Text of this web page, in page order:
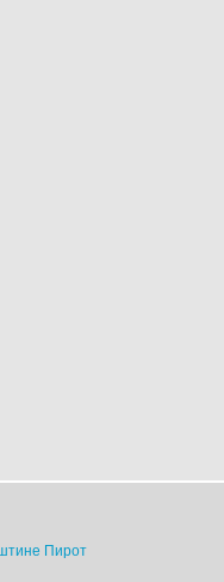
Пирот